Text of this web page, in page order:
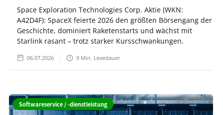
Space Exploration Technologies Corp. Aktie (WKN:
A42D4F): SpaceX feierte 2026 den größten Börsengang der
Geschichte, dominiert Raketenstarts und wächst mit
Starlink rasant – trotz starker Kursschwankungen.
06.07.2026 9 Min. Lesedauer
Softwareservice / -dienstleistung